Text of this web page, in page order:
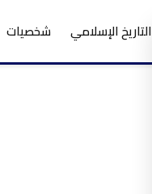
التاريخ الإسلامي شخصيات